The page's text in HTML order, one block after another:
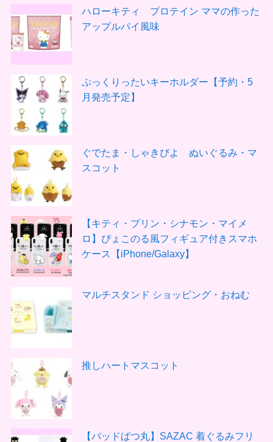
ハローキティ プロテイン ママの作った
アップルパイ風味
ぷっくりったいキーホルダー【予約・5
月発売予定】
ぐでたま・しゃきぴよ ぬいぐるみ・マ
スコット
【キティ・プリン・シナモン・マイメ
ロ】ぴょこのる風フィギュア付きスマホ
ケース【iPhone/Galaxy】
マルチスタンド ショッピング・おねむ
推しハートマスコット
【バッドばつ丸】SAZAC 着ぐるみフリ